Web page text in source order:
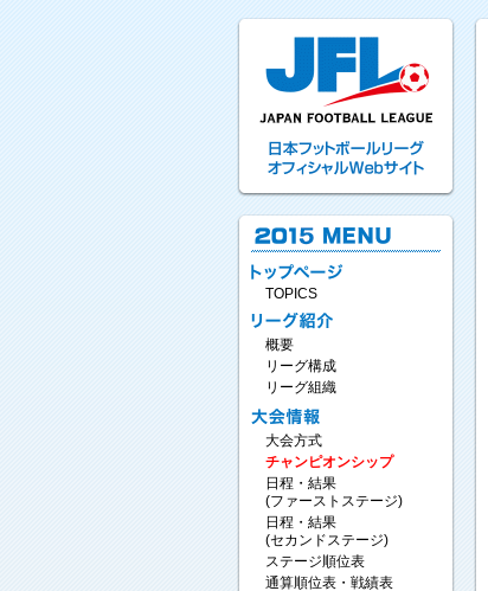
TOPICS
概要
リーグ構成
リーグ組織
大会方式
チャンピオンシップ
日程・結果
(ファーストステージ)
日程・結果
(セカンドステージ)
ステージ順位表
通算順位表・戦績表